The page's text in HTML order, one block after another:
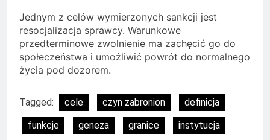
Jednym z celów wymierzonych sankcji jest
resocjalizacja sprawcy. Warunkowe
przedterminowe zwolnienie ma zachęcić go do
społeczeństwa i umożliwić powrót do normalnego
życia pod dozorem.
Tagged: cele czyn zabronion
definicja
funkcje
geneza granice
instytucja